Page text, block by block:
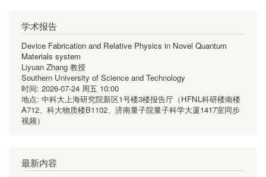
学术报告
Device Fabrication and Relative Physics in Novel Quantum
Materials system
Liyuan Zhang 教授
Southern University of Science and Technology
时间: 2026-07-24 周五 10:00
地点: 中科大上海研究院新区1号楼3楼报告厅（HFNL科研楼南楼
A712、科大物质楼B1102、济南量子院量子科学大厦1417室同步
视频）
最新内容